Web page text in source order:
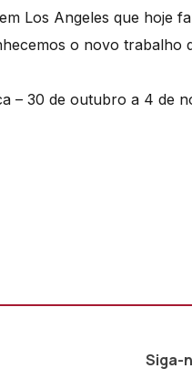
Los Angeles que hoje
o novo trabalho
– 30 de outubro a 4 de
Siga-